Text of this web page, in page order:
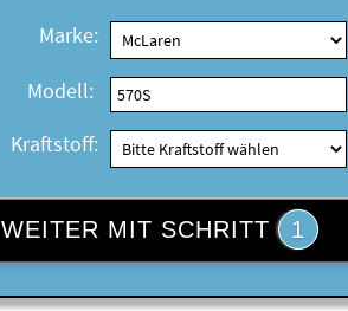
Marke:
Modell:
Kraftstoff:
WEITER MIT SCHRITT 1